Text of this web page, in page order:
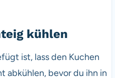
kühlen
ist, lass den Kuchen
abkühlen, bevor du ihn in